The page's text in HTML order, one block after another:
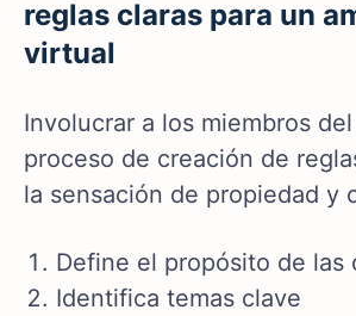
reglas claras para un
virtual
Involucrar a los miembros
proceso de creación de
la sensación de propiedad y
Define el propósito de las
Identifica temas clave